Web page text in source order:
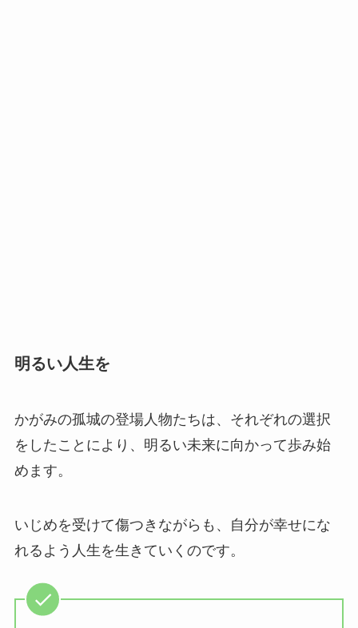
明るい人生を
かがみの孤城の登場人物たちは、それぞれの選択
をしたことにより、明るい未来に向かって歩み始
めます。
いじめを受けて傷つきながらも、自分が幸せにな
れるよう人生を生きていくのです。